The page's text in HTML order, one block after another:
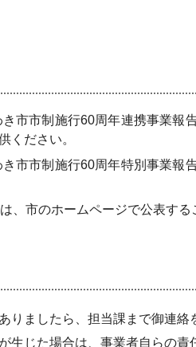
市市制施行60周年連携事業報
ください。
市市制施行60周年特別事業報
、市のホームページで公表す
ましたら、担当課まで御連絡
じた場合は、事業者自らの